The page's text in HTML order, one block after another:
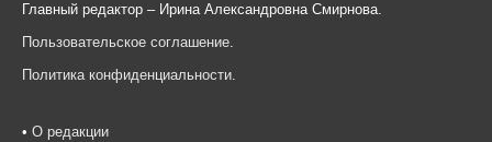
Главный редактор – Ирина Александровна Смирнова.
Пользовательское соглашение
Политика конфиденциальности
• О редакции